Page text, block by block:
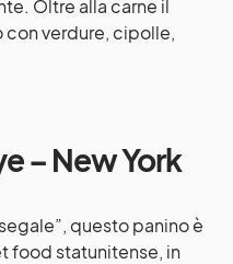
Oltre alla carne il
con verdure, cipolle,
– New York
questo panino è
food statunitense, in